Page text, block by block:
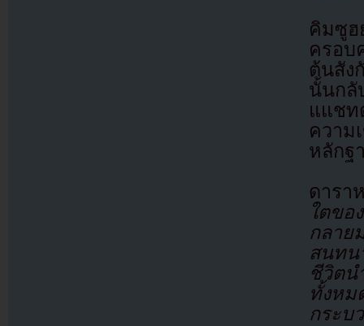
คิมซูฮ
ครอบ
ต้นสัง
นั้นก
แแชท
ความ
หลักฐ
ดารา
ใตข
กลาย
สนท
ชีวิต
ทั้งหม
กระบ